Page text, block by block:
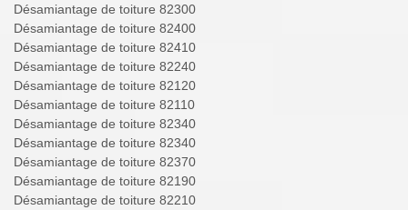
Désamiantage de toiture 82300
Désamiantage de toiture 82400
Désamiantage de toiture 82410
Désamiantage de toiture 82240
Désamiantage de toiture 82120
Désamiantage de toiture 82110
Désamiantage de toiture 82340
Désamiantage de toiture 82340
Désamiantage de toiture 82370
Désamiantage de toiture 82190
Désamiantage de toiture 82210